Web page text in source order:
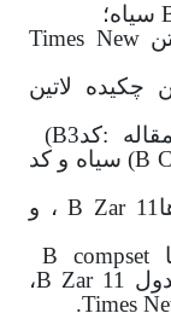
سیاه؛
Times New
چکیده لاتین
:کد3 (B
(B سیاه و کد
B Zar 11 ، و
B compset
B Zar 11،
Times
.